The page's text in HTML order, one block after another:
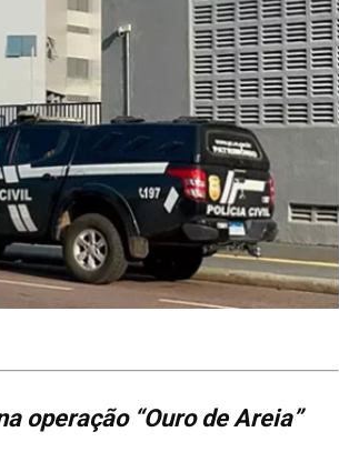
operação “Ouro de Areia”